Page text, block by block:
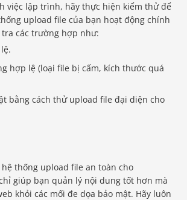
việc lập trình, hãy thực hiện kiểm thử để
upload file của bạn hoạt động chính
tra các trường hợp như:
hợp lệ (loại file bị cấm, kích thước quá
bằng cách thử upload file đại diện cho
thống upload file an toàn cho
giúp bạn quản lý nội dung tốt hơn mà
khỏi các mối đe dọa bảo mật. Hãy luôn